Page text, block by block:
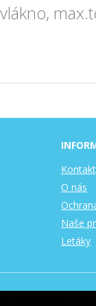
O nás
Naše
Letáky